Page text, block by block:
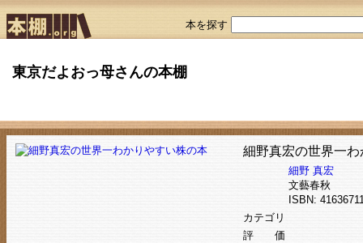
本を探す
東京だよおっ母さんの本棚
細野真宏の世界一
細野 真宏
文藝春秋
ISBN:
カテゴリ
評 価